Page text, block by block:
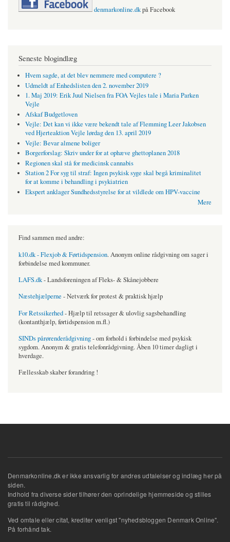
denmarkonline.dkpå Facebook
Seneste blogindlæg
Hvem sagde, at det blev nemmere med computere ?
Udmeldt af Enhedslisten den 2. november 2019
1. Maj 2019: Erik Juul Nielsen fra FOA Vejles tale i Maria Parken
Vejle
Afskaf Budgetloven
Vejle: Det kan vi ikke være bekendt tale af Flemming Leer Jakobsen
ved Hjerteaktion Vejle lørdag den 13. april 2019
Vejle: Bevar almene boliger
Borgerforslag: Skriv under for at ophæve ghettoplanen 2018
Regionen skal stå for medicinsk cannabis
Station 2 For syg til straf: Ingen psykisk syge skal begå kriminalitet
for at komme i behandling i psykiatrien
Ekspert anklager Sundhedsstyrelse for at vildlede om HPV-vaccine
Mere
Find sammen med andre:
k10.dk - Flexjob & Førtidspension. Anonym online rådgivning om sager i
forbindelse med kommuner.
LAFS.dk- Landsforeningen af Fleks- & Skånejobbere
Næstehjælperne - Netværk for protest & praktisk hjælp
For Retssikerhed- Hjælp til retssager & ulovlig sagsbehandling
(kontanthjælp, førtidspension m.fl.)
SINDs pårørenderådgivning- om forhold i forbindelse med psykisk
sygdom. Anonym & gratis telefonrådgivning. Åben 10 timer dagligt i
hverdage.
Fællesskab skaber forandring !
Denmarkonline.dk er ikke ansvarlig for andres udtalelser og indlæg her på
siden.
Indhold fra diverse sider tilhører den oprindelige hjemmeside og stilles
gratis til rådighed.
Ved omtale eller citat, krediter venligst "nyhedsbloggen Denmark Online".
På forhånd tak.